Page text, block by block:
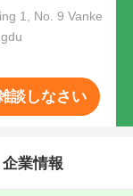
1, No. 9 Vanke
談しなさい
企業情報